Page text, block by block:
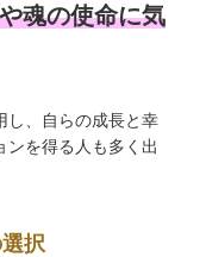
魂の使命に気
し、自らの成長と幸
ンを得る人も多く出
択